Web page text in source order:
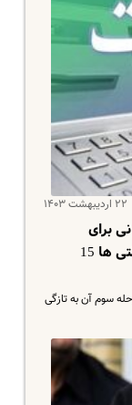
۲۲ اردیبهشت ۱۴۰۳
تومانی برای
دارندگان سهام عدالت | دارایی این سهام عدالتی ها 15
سوم آن به تازگی